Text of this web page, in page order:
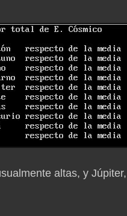
altas, y